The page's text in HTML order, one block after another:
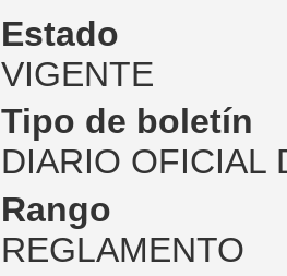
Estado
VIGENTE
Tipo de boletín
DIARIO OFICIAL
Rango
REGLAMENTO